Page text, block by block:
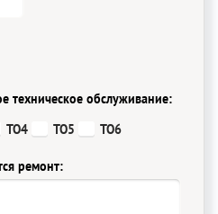
техническое обслуживание:
ТО4 ТО5 ТО6
ремонт: